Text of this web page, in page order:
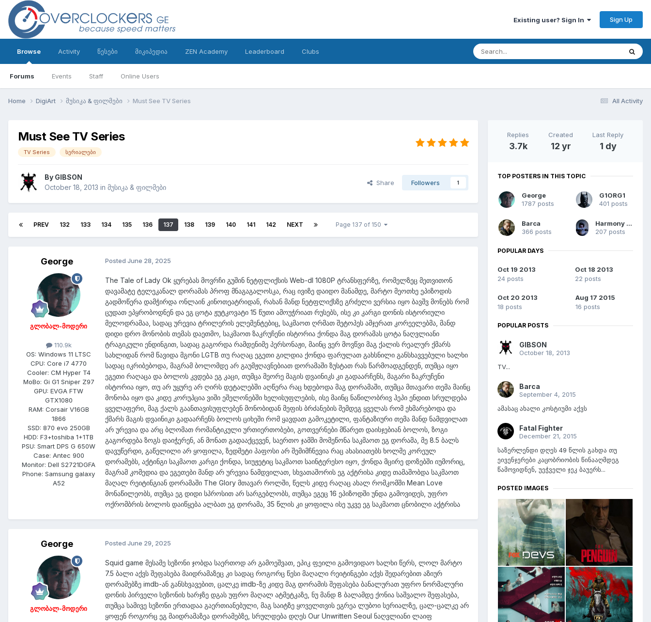
Existing user? Sign In Sign Up
Browse
Forums Events Staff Online Users
Activity წესები მიკიპედია ZEN Academy Leaderboard Clubs
All Activity
Home DigiArt მუსიკა & ფილმები Must See TV Series
Must See TV Series
TV Series სერიალები
By GIBSON
October 18, 2013 in მუსიკა & ფილმები
Share Followers 1
PREV 132 133 134 135 136 137 138 139 140 141 142 NEXT Page 137 of 150
George
გლობალ-მოდერი
110.9k
OS: Windows 11 LTSC
CPU: Core i7 4770
Cooler: CM Hyper T4
MoBo: Gi G1 Sniper Z97
GPU: EVGA FTW
GTX1080
RAM: Corsair V16GB
1866
SSD: 870 evo 250GB
HDD: F3+toshiba 1+1TB
PSU: Smart DPS G 650W
Case: Antec 900
Monitor: Dell S2721DGFA
Phone: Samsung galaxy
A52
Posted June 28, 2025
The Tale of Lady Ok ყურებას მოვრჩი გუშინ ნეტფლიქსის Web-dl 1080P ტრანსფერზე, რომელზეც მეთვითონ
დავამატე ტელეკანალ დორამას პროფ მნაგაგალოსკა, რაც ივიზე დაიდო მანამდე, მარტო მეოთხე ეპიზოდის
გადმოწერა დამჭირდა ონლაინ კინოთეატრიდან, რახან მანდ ნეტფლიქსზე გრძელი ვერსია იყო ბავშვ მონებს რომ
ცუდათ ეპყრობოდნენ და ეგ ცოტა ჟუტკოვატი 15 წუთი ამოუჭრიათ რუსებს, ისე კი კარგი დონის ისტორიული
მელოდრამაა, სადაც ურევია ტრილერის ელემენტებიც, საკმაოთ ღრმათ შეტოპეს ამჯერათ კორეელებმა, მანდ
დიდი დრო მონობის თემას დაეთმო, საკმაოთ ზაკრუჩენი ისტორია ქონდა მაგ დორამას ცოტა ნაღვლიანი
ტრაგიკული ენდინგით, სადაც გაგორდა რამდენიმე პერსონაჟი, მაინც ვერ მოვწვი მაგ ქალის რეალურ ქმარს
სახლიდან რომ წავიდა მგონი LGTB თუ რაღაც ეგეთი გილდია ქონდა ფარულათ გახსნილი განსხავვებული ხალხი
სადაც იკრიბებოდა, მაგრამ ბოლომდე არ გაუმჟღავნებიათ დორამაში ზუსტათ რას წარმოადგენდენ, თუმცა იყო
ეგეთი რაღაცა და ბოლოს კვდება ეგ კაცი, თუმცა მეორე მაგის დვაინიკს კი გადაარჩენს, მაგარი ზაკრუჩენი
ისტორია იყო, თუ არ უყურე არ ღირს დეტალებში აღწერა რაც ხდებოდა მაგ დორამაში, თუმცა მთავარი თემა მაინც
მონობა იყო და კიდე კორუპცია ვიში ეშელონებში ხელისუფლების, ისე მაინც ნაწილობრივ ჰეპი ენდით სრულდება
ყველაფერი, მაგ ქალს გაანთავისუფლებენ მონობიდან მეფის ბრძანების შემდეგ ყველას რომ ეხმარებოდა და
ქმარს მაგის დვაინიკი გადაარჩენს ბოლოს ციხეში რომ ყავდათ გამოკეტილი, ფანტაზიური თემა მანდ ნამდვილათ
არ ურევია და არც ბლომათ რომანტიკული ურთიერთობები, გოთვერნები მწარეთ დაისჯებიან ბოლოს, ზოგი
გაგორდება ზოგს დაიჭერენ, ან მონათ გადააქცევენ, საერთო ჯამში მომეწონა საკმაოთ ეგ დორამა, მე 8.5 ბალს
დავუწერდი, გაწელილი არ ყოფილა, ზედმეტი პაფოსი არ შემიმჩნევია რაც ახასიათებს ხოლმე კორეულ
დორამებს, აქტინგი საკმაოთ კარგი ქონდა, სიუჟეტიც საკმაოთ საინტერესო იყო, ქონდა მცირე დოზებში იუმორიც,
მაგრამ კომედია და ეგეთები მანდ არ ურევია ნამდვილათ, სხვათაშორის ეგ აქტრისა კიდე თამაშობდა საკმაოთ
მაღალ რეიტინგიან დორამაში The Glory მთავარ როლში, წელს კიდე რაღაც ახალ რომკომში Mean Love
მონაწილეობს, თუმცა ეგ დიდი სპროსით არ სარგებლობს, თუმცა ეგეც 16 ეპიზოდში უნდა გამოვიდეს, უფრო
ოქრომბრის ბოლოს დაიწყება ალბათ ეგ დორამა, 35 წლის კი ყოფილა ისე უკვე ეგ საკმაოთ ცნობილი აქტრისა
George
გლობალ-მოდერი
Posted June 29, 2025
Squid game მესამე სეზონი ჯობდა საერთოდ არ გამოეშვათ, ეპიკ ფეილი გამოვიდაო ხალხი წერს, ლოლ მარტო
7.5 ბალი აქვს შეფასება მაიდრამაზეც კი სადაც როგორც წესი მაღალი რეიტინგები აქვს შედარებით აზიურ
დორამებზე imdb-ან განსხვავებით, ცალკე imdb-ზე კიდე მაგ დორამის შეფასება ბანალურათ უფრო ნორმალური
დონის პირველი სეზონის ხარჯზე დგას უფრო მაღალ ატმეტკაზე, ნუ მანდ 8 ბალამდე ქონია საშვალო შეფასება,
თუმცა სამივე სეზონი ერთადაა გაერთიანებული, მაგ საიტზე ყოველთვის ეგრეა ლუბოი სერიალზე, ცალ-ცალკე არ
ყოფენ როგორც ეგ მაიდრამაზეა დორამებზე, სრულდება დღეს Our Unwritten Seoul ნაღვლიანი ლაიფ
Replies
3.7k
Created
12 yr
Last Reply
1 dy
TOP POSTERS IN THIS TOPIC
George
1787 posts
G1ORG1
401 posts
Barca
366 posts
Harmony Lines
207 posts
POPULAR DAYS
Oct 19 2013
24 posts
Oct 18 2013
22 posts
Oct 20 2013
18 posts
Aug 17 2015
16 posts
POPULAR POSTS
GIBSON
October 18, 2013
TV...
Barca
September 4, 2015
ამასაც ახალი კოსტიუმი აქვს
Fatal Fighter
December 21, 2015
საზერლენდი დღეს 49 წლის გახდა თუ
ეივენჯერები კაცობრიობის წინააღმდეგ
წამოვიდნენ, უეჭველი ჯეკ ბაუერს...
POSTED IMAGES